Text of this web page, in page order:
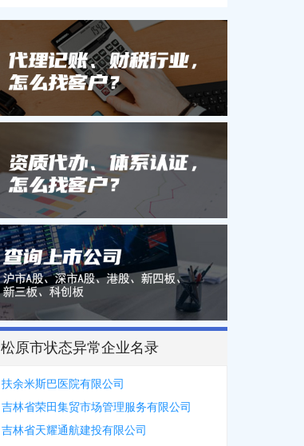
松原市状态异常企业名录
扶余米斯巴医院有限公司
吉林省荣田集贸市场管理服务有限公司
吉林省天耀通航建投有限公司